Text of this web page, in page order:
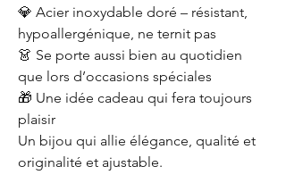
💎 Acier inoxydable doré – résistant,
hypoallergénique, ne ternit pas
👗 Se porte aussi bien au quotidien
que lors d’occasions spéciales
🎁 Une idée cadeau qui fera toujours
plaisir
Un bijou qui allie élégance, qualité et
originalité et ajustable.